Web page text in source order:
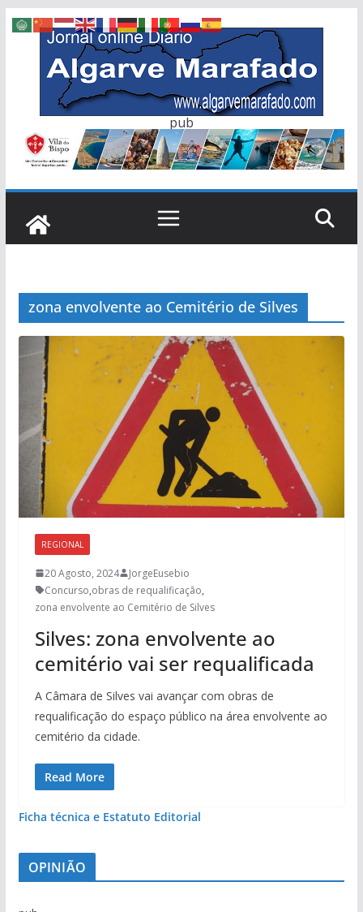
Skip
content
pub
zona envolvente ao Cemitério de Silves
REGIONAL
20 Agosto, 2024
JorgeEusebio
Concurso,obras de requalificação,
zona envolvente ao Cemitério de Silves
Silves: zona envolvente ao
cemitério vai ser requalificada
A Câmara de Silves vai avançar com obras de
requalificação do espaço público na área envolvente ao
cemitério da cidade.
Read More
Ficha técnica e Estatuto Editorial
OPINIÃO